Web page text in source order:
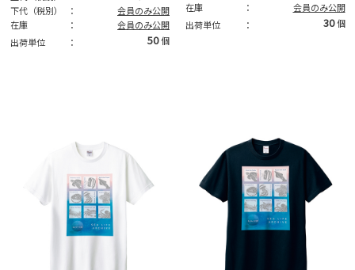
下代（税別）
：
会員のみ公開
在庫
：
会員のみ公開
出荷単位
： 50個
在庫
：
会員のみ公開
出荷単位
： 30 個